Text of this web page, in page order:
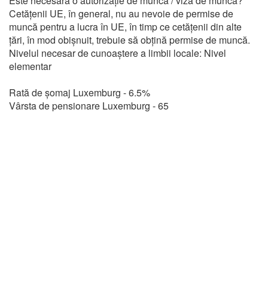
Cetățenii UE, în general, nu au nevoie de permise de
muncă pentru a lucra în UE, în timp ce cetățenii din alte
țări, în mod obișnuit, trebuie să obțină permise de muncă.
Nivelul necesar de cunoaștere a limbii locale: Nivel
elementar
Rată de șomaj Luxemburg - 6.5%
Vârsta de pensionare Luxemburg - 65